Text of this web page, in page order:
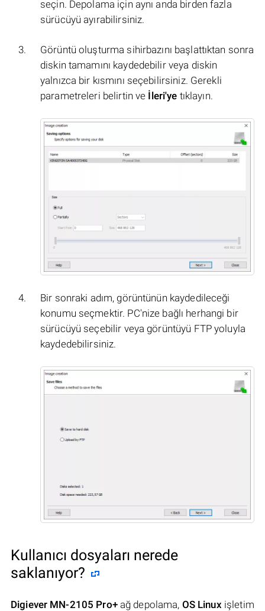
seçin. Depolama için aynı anda birden fazla
sürücüyü ayırabilirsiniz.
Görüntü oluşturma sihirbazını başlattıktan sonra
diskin tamamını kaydedebilir veya diskin
yalnızca bir kısmını seçebilirsiniz. Gerekli
parametreleri belirtin ve İleri'ye tıklayın.
Bir sonraki adım, görüntünün kaydedileceği
konumu seçmektir. PC'nize bağlı herhangi bir
sürücüyü seçebilir veya görüntüyü FTP yoluyla
kaydedebilirsiniz.
Kullanıcı dosyaları nerede
saklanıyor?
Digiever MN-2105 Pro+ağ depolama, OS Linux işletim